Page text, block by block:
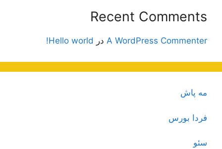
Recent Comments
A WordPress Commenter در Hello world!
مه پاش
فردا بورس
سئو